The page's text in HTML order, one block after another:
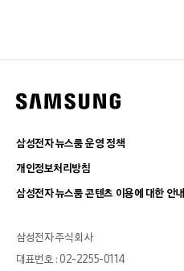
삼성전자 뉴스룸 운영 정책
개인정보처리방침
삼성전자 뉴스룸 콘텐츠 이용에 대한 안내
삼성전자 주식회사
대표번호 : 02-2255-0114